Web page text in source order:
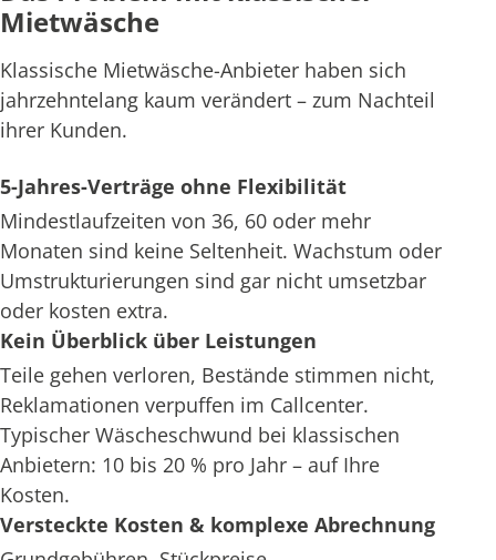
Mietwäsche
Klassische Mietwäsche-Anbieter haben sich
jahrzehntelang kaum verändert – zum Nachteil
ihrer Kunden.
5-Jahres-Verträge ohne Flexibilität
Mindestlaufzeiten von 36, 60 oder mehr
Monaten sind keine Seltenheit. Wachstum oder
Umstrukturierungen sind gar nicht umsetzbar
oder kosten extra.
Kein Überblick über Leistungen
Teile gehen verloren, Bestände stimmen nicht,
Reklamationen verpuffen im Callcenter.
Typischer Wäscheschwund bei klassischen
Anbietern: 10 bis 20 % pro Jahr – auf Ihre
Kosten.
Versteckte Kosten & komplexe Abrechnung